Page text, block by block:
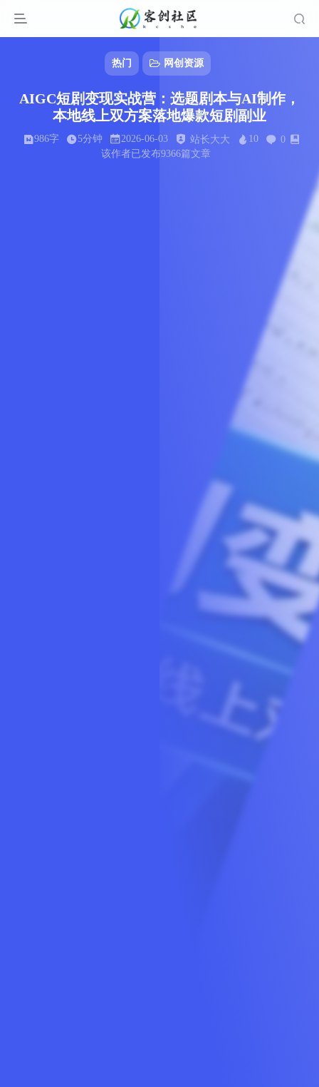
热门 网创资源
AIGC短剧变现实战营：选题剧本与AI制作，
本地线上双方案落地爆款短剧副业
986字 5分钟 2026-06-03 站长大大 10
0
该作者已发布9366篇文章